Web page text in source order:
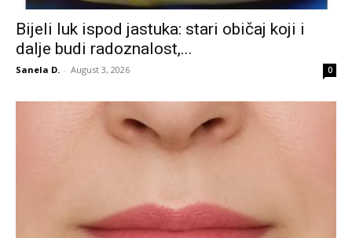
Bijeli luk ispod jastuka: stari običaj koji i
dalje budi radoznalost,...
Sanela D. - August 3, 2026 0